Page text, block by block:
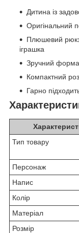
Дитина із
Оригінальний
Плюшевий
іграшка
Зручний
Компактний
Гарно
Тип товару
Персонаж
Напис
Колір
Матеріал
Розмір